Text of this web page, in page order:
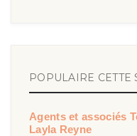
POPULAIRE CETTE
Agents et associés
Layla Reyne